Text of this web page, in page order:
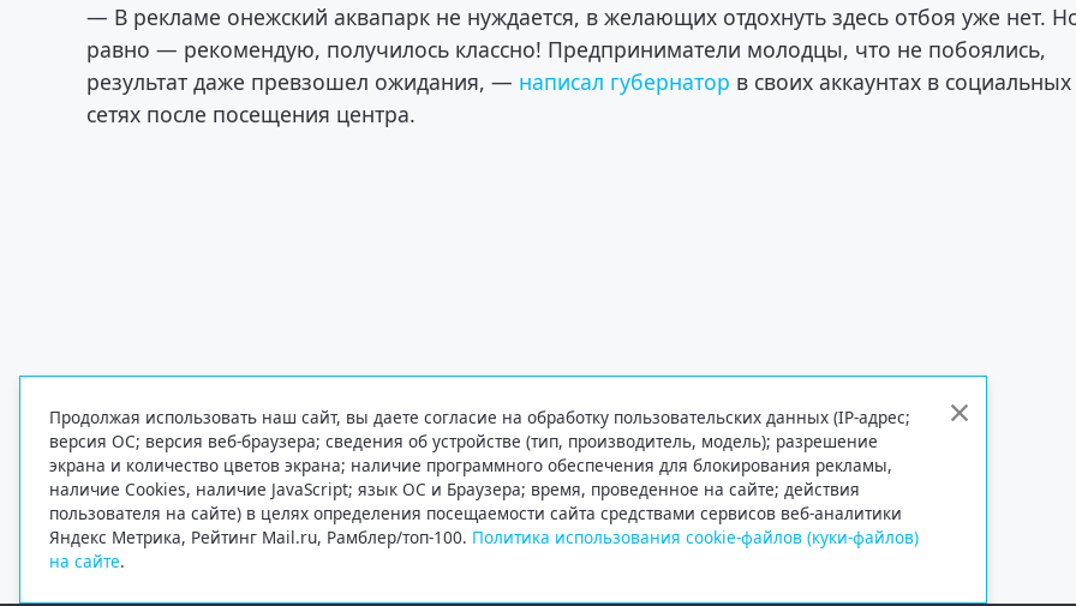
— В рекламе онежский аквапарк не нуждается, в желающих отдохнуть здесь отбоя уже нет.
равно — рекомендую, получилось классно! Предприниматели молодцы, что не побоялись,
результат даже превзошел ожидания, — написал губернатор в своих аккаунтах в социальных
сетях после посещения центра.
Продолжая использовать наш сайт, вы даете согласие на обработку пользовательских данных (IP-адрес;
версия ОС; версия веб-браузера; сведения об устройстве (тип, производитель, модель); разрешение
экрана и количество цветов экрана; наличие программного обеспечения для блокирования рекламы,
наличие Cookies, наличие JavaScript; язык ОС и Браузера; время, проведенное на сайте; действия
пользователя на сайте) в целях определения посещаемости сайта средствами сервисов веб-аналитики
Яндекс Метрика, Рейтинг Mail.ru, Рамблер/топ-100. Политика использования cookie-файлов (куки-файлов)
на сайте.